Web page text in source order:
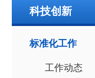
科技创新
标准化工作
工作动态